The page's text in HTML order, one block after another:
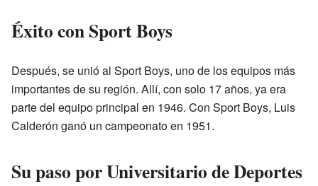
Éxito con Sport Boys
Después, se unió al Sport Boys, uno de los equipos más
importantes de su región. Allí, con solo 17 años, ya era
parte del equipo principal en 1946. Con Sport Boys, Luis
Calderón ganó un campeonato en 1951.
Su paso por Universitario de Deportes